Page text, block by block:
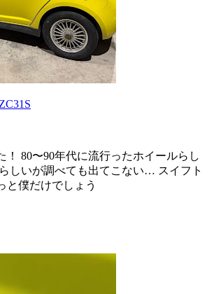
！ 80〜90年代に流行ったホイールらし
しいが調べても出てこない… スイフト
と僕だけでしょう